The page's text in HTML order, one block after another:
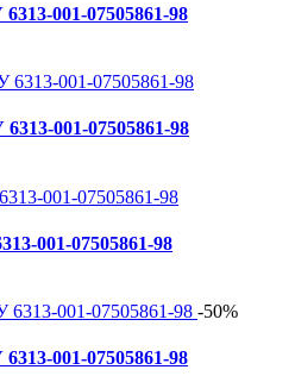
001-07505861-98
001-07505861-98
001-07505861-98
-50%
001-07505861-98